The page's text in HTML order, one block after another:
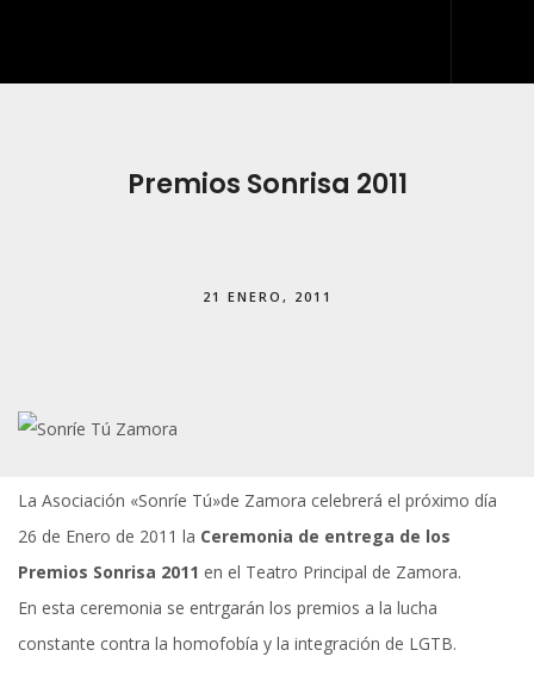
ARTES GRÁFICAS Y ROTULACIÓN
CONTACTO
Premios Sonrisa 2011
21 ENERO, 2011
La Asociación «Sonríe Tú»de Zamora celebrerá el próximo día
26 de Enero de 2011 la Ceremonia de entrega de los
Premios Sonrisa 2011 en el Teatro Principal de Zamora.
En esta ceremonia se entrgarán los premios a la lucha
constante contra la homofobía y la integración de LGTB.